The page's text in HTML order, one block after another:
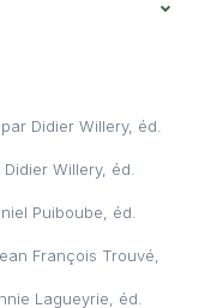
Didier Willery, éd.
Willery, éd.
Puiboube, éd.
François Trouvé,
Lagueyrie, éd.